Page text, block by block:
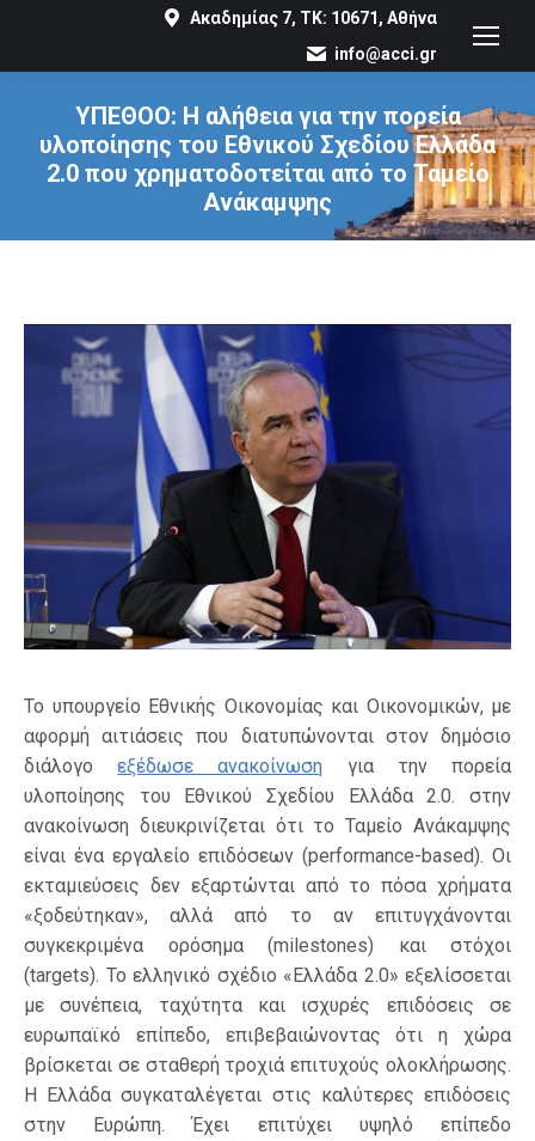
Ακαδημίας 7, ΤΚ: 10671, Αθήνα
info@acci.gr
ΥΠΕΘΟΟ: Η αλήθεια για την πορεία
υλοποίησης του Εθνικού Σχεδίου Ελλάδα
2.0 που χρηματοδοτείται από το Ταμείο
Ανάκαμψης
You are here:
Το υπουργείο Εθνικής Οικονομίας και Οικονομικών, με
αφορμή αιτιάσεις που διατυπώνονται στον δημόσιο
διάλογοεξέδωσε ανακοίνωση για την πορεία
υλοποίησης του Εθνικού Σχεδίου Ελλάδα 2.0. στην
ανακοίνωση διευκρινίζεται ότι το Ταμείο Ανάκαμψης
είναι ένα εργαλείο επιδόσεων (performance-based). Οι
εκταμιεύσεις δεν εξαρτώνται από το πόσα χρήματα
«ξοδεύτηκαν», αλλά από το αν επιτυγχάνονται
συγκεκριμένα ορόσημα (milestones) και στόχοι
(targets). Το ελληνικό σχέδιο «Ελλάδα 2.0» εξελίσσεται
με συνέπεια, ταχύτητα και ισχυρές επιδόσεις σε
ευρωπαϊκό επίπεδο, επιβεβαιώνοντας ότι η χώρα
βρίσκεται σε σταθερή τροχιά επιτυχούς ολοκλήρωσης.
Η Ελλάδα συγκαταλέγεται στις καλύτερες επιδόσεις
στην Ευρώπη. Έχει επιτύχει υψηλό επίπεδο